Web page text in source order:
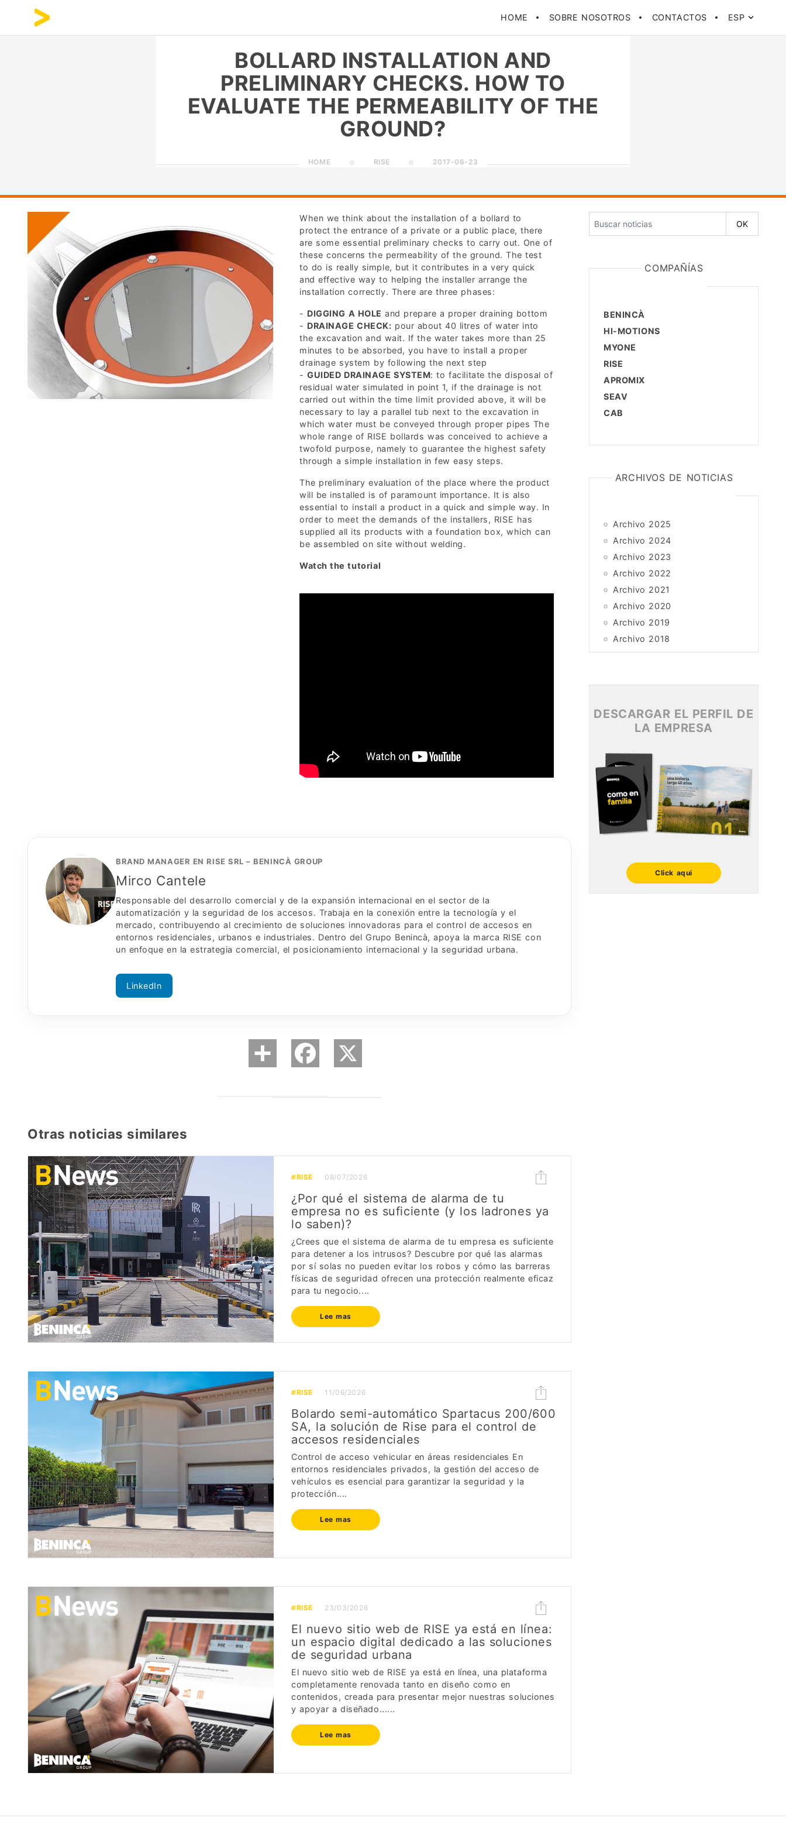
HOME SOBRE NOSOTROS CONTACTOS ESP
BOLLARD INSTALLATION AND
PRELIMINARY CHECKS. HOW TO
EVALUATE THE PERMEABILITY OF THE
GROUND?
HOME RISE 2017-06-23
When we think about the installation of a bollard to
protect the entrance of a private or a public place, there
are some essential preliminary checks to carry out. One of
these concerns the permeability of the ground. The test
to do is really simple, but it contributes in a very quick
and effective way to helping the installer arrange the
installation correctly. There are three phases:
- DIGGING A HOLE and prepare a proper draining bottom
- DRAINAGE CHECK: pour about 40 litres of water into
the excavation and wait. If the water takes more than 25
minutes to be absorbed, you have to install a proper
drainage system by following the next step
-GUIDED DRAINAGE SYSTEM: to facilitate the disposal of
residual water simulated in point 1, if the drainage is not
carried out within the time limit provided above, it will be
necessary to lay a parallel tub next to the excavation in
which water must be conveyed through proper pipes The
whole range of RISE bollards was conceived to achieve a
twofold purpose, namely to guarantee the highest safety
through a simple installation in few easy steps.
The preliminary evaluation of the place where the product
will be installed is of paramount importance. It is also
essential to install a product in a quick and simple way. In
order to meet the demands of the installers, RISE has
supplied all its products with a foundation box, which can
be assembled on site without welding.
Watch the tutorial
BRAND MANAGER EN RISE SRL – BENINCÀ GROUP
Mirco Cantele
Responsable del desarrollo comercial y de la expansión internacional en el sector de la
automatización y la seguridad de los accesos. Trabaja en la conexión entre la tecnología y el
mercado, contribuyendo al crecimiento de soluciones innovadoras para el control de accesos en
entornos residenciales, urbanos e industriales. Dentro del Grupo Benincà, apoya la marca RISE con
un enfoque en la estrategia comercial, el posicionamiento internacional y la seguridad urbana.
LinkedIn
Otras noticias similares
#RISE 08/07/2026
¿Por qué el sistema de alarma de tu
empresa no es suficiente (y los ladrones ya
lo saben)?
¿Crees que el sistema de alarma de tu empresa es suficiente
para detener a los intrusos? Descubre por qué las alarmas
por sí solas no pueden evitar los robos y cómo las barreras
físicas de seguridad ofrecen una protección realmente eficaz
para tu negocio....
Lee mas
#RISE 11/06/2026
Bolardo semi-automático Spartacus 200/600
SA, la solución de Rise para el control de
accesos residenciales
Control de acceso vehicular en áreas residenciales En
entornos residenciales privados, la gestión del acceso de
vehículos es esencial para garantizar la seguridad y la
protección....
Lee mas
#RISE 23/03/2026
El nuevo sitio web de RISE ya está en línea:
un espacio digital dedicado a las soluciones
de seguridad urbana
El nuevo sitio web de RISE ya está en línea, una plataforma
completamente renovada tanto en diseño como en
contenidos, creada para presentar mejor nuestras soluciones
y apoyar a diseñado......
Lee mas
COMPAÑÍAS
BENINCÀ
HI-MOTIONS
MYONE
RISE
APROMIX
SEAV
CAB
ARCHIVOS DE NOTICIAS
Archivo 2025
Archivo 2024
Archivo 2023
Archivo 2022
Archivo 2021
Archivo 2020
Archivo 2019
Archivo 2018
Archivo 2017
Archivo 2015
DESCARGAR EL PERFIL DE
LA EMPRESA
Click aqui